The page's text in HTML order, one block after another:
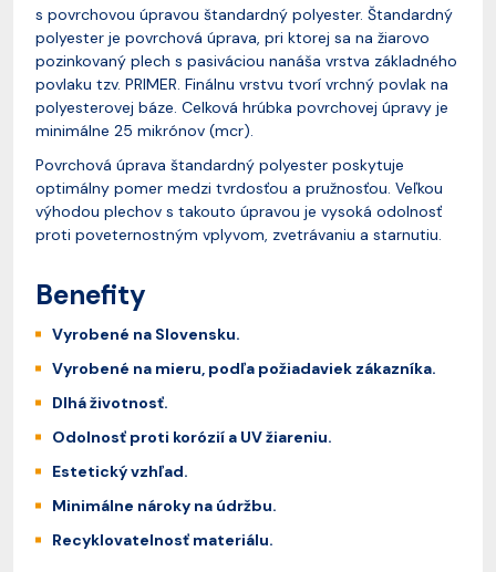
s povrchovou úpravou štandardný polyester. Štandardný
polyester je povrchová úprava, pri ktorej sa na žiarovo
pozinkovaný plech s pasiváciou nanáša vrstva základného
povlaku tzv. PRIMER. Finálnu vrstvu tvorí vrchný povlak na
polyesterovej báze. Celková hrúbka povrchovej úpravy je
minimálne 25 mikrónov (mcr).
Povrchová úprava štandardný polyester poskytuje
optimálny pomer medzi tvrdosťou a pružnosťou. Veľkou
výhodou plechov s takouto úpravou je vysoká odolnosť
proti poveternostným vplyvom, zvetrávaniu a starnutiu.
Benefity
Vyrobené na Slovensku.
Vyrobené na mieru, podľa požiadaviek zákazníka.
Dlhá životnosť.
Odolnosť proti korózií a UV žiareniu.
Estetický vzhľad.
Minimálne nároky na údržbu.
Recyklovatelnosť materiálu.